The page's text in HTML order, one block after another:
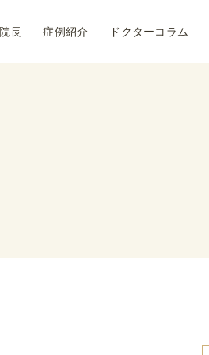
長 症例紹介 ドクターコラム